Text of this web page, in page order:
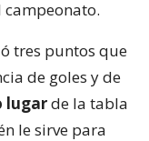
campeonato.
tres puntos que
de goles y de
lugarde la tabla
le sirve para